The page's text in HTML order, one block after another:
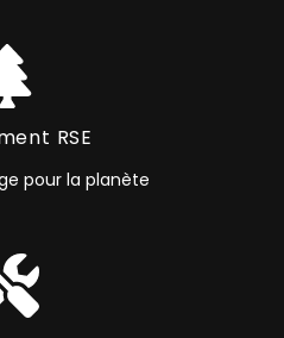
RSE
pour la planète